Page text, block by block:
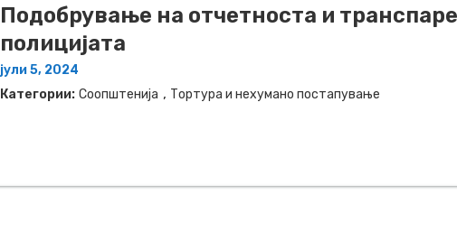
Подобрување на отчетноста и
полицијата
јули 5, 2024
Категории: Соопштенија , Тортура и нехумано постапување